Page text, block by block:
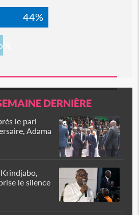
44%
DERNIÈRE
le pari
Adama
le silence